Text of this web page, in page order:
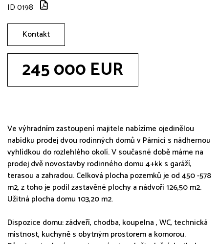
ID 0198
Kontakt
245 000 EUR
Ve výhradním zastoupení majitele nabízíme ojedinělou
nabídku prodej dvou rodinných domů v Párnici s nádhernou
vyhlídkou do rozlehlého okolí. V současné době máme na
prodej dvě novostavby rodinného domu 4+kk s garáží,
terasou a zahradou. Celková plocha pozemků je od 450 -578
m2, z toho je podíl zastavěné plochy a nádvoří 126,50 m2.
Užitná plocha domu 103,20 m2.
Dispozice domu: zádveří, chodba, koupelna , WC, technická
místnost, kuchyně s obytným prostorem a komorou.